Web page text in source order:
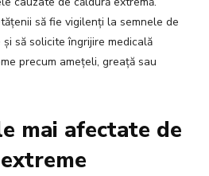
să fie vigilenți la semnele de
să solicite îngrijire medicală
precum amețeli, greață sau
mai afectate de